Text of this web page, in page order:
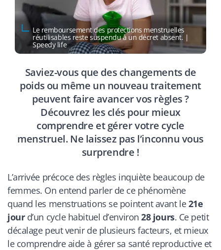
Le remboursement des protections menstruelles
réutilisables reste suspendu à un décret absent. |
Speedy life
Saviez-vous que des changements de
poids ou même un nouveau traitement
peuvent faire avancer vos règles ?
Découvrez les clés pour mieux
comprendre et gérer votre cycle
menstruel. Ne laissez pas l’inconnu vous
surprendre !
L’arrivée précoce des règles inquiète beaucoup de
femmes. On entend parler de ce phénomène
quand les menstruations se pointent avant le21e
jourd’un cycle habituel d’environ28 jours. Ce petit
décalage peut venir de plusieurs facteurs, et mieux
le comprendre aide à gérer sa santé reproductive et